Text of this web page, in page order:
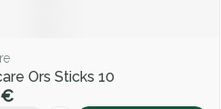
Ors Sticks 10
€